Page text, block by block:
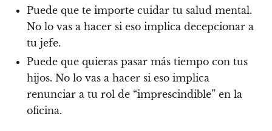
Puede que te importe cuidar tu salud mental.
No lo vas a hacer si eso implica decepcionar a
tu jefe.
Puede que quieras pasar más tiempo con tus
hijos. No lo vas a hacer si eso implica
renunciar a tu rol de “imprescindible” en la
oficina.